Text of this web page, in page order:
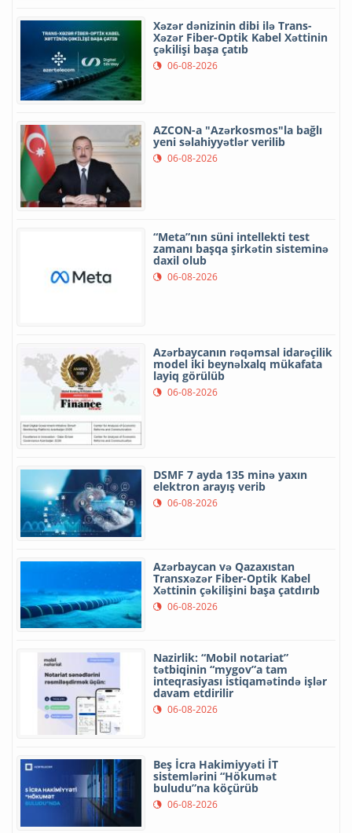
Xəzər dənizinin dibi ilə Trans-
Xəzər Fiber-Optik Kabel Xəttinin
çəkilişi başa çatıb
06-08-2026
AZCON-a "Azərkosmos"la bağlı
yeni səlahiyyətlər verilib
06-08-2026
“Meta”nın süni intellekti test
zamanı başqa şirkətin sisteminə
daxil olub
06-08-2026
Azərbaycanın rəqəmsal idarəçilik
model iki beynəlxalq mükafata
layiq görülüb
06-08-2026
DSMF 7 ayda 135 minə yaxın
elektron arayış verib
06-08-2026
Azərbaycan və Qazaxıstan
Transxəzər Fiber-Optik Kabel
Xəttinin çəkilişini başa çatdırıb
06-08-2026
Nazirlik: “Mobil notariat”
tətbiqinin “mygov”a tam
inteqrasiyası istiqamətində işlər
davam etdirilir
06-08-2026
Beş İcra Hakimiyyəti İT
sistemlərini “Hökumət
buludu”na köçürüb
06-08-2026